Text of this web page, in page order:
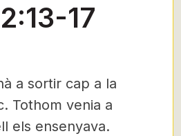
17
a sortir cap a la
Tothom venia a
els ensenyava.